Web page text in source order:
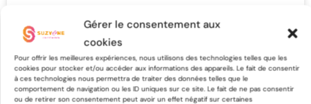
Gérer le consentement aux
cookies
Pour offrir les meilleures expériences, nous utilisons des technologies telles que les
cookies pour stocker et/ou accéder aux informations des appareils. Le fait de consentir
à ces technologies nous permettra de traiter des données telles que le
comportement de navigation ou les ID uniques sur ce site. Le fait de ne pas consentir
ou de retirer son consentement peut avoir un effet négatif sur certaines
Les meilleurs exercices pour protéger
tes genoux en course à pied
30 juillet 2026